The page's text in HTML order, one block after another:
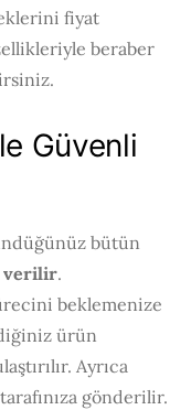
fiyat
beraber
Güvenli
bütün
verilir.
beklemenize
ürün
Ayrıca
gönderilir.